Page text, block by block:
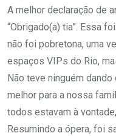
A melhor declaração de
“Obrigado(a) tia”. Essa
não foi pobretona, uma
espaços VIPs do Rio,
Não teve ninguém
melhor para a nossa
todos estavam à
Resumindo a ópera, foi